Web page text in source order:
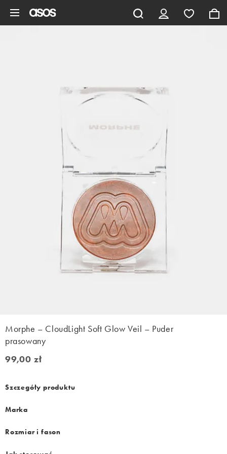
Morphe – CloudLight Soft Glow Veil – Puder
prasowany
99,00 zł
99,00 zł
Szczegóły produktu
Marka
Rozmiar i fason